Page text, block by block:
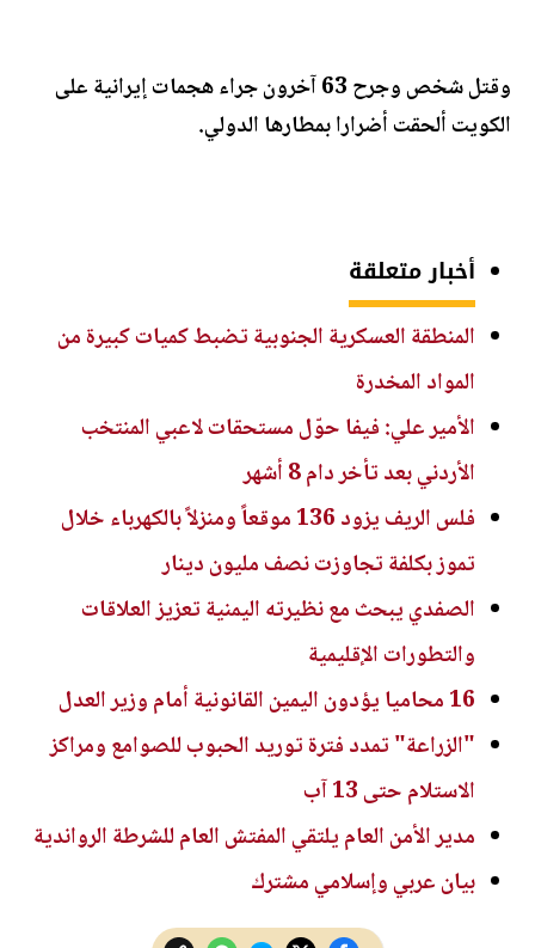
وقتل شخص وجرح 63 آخرون جراء هجمات إيرانية على
الكويت ألحقت أضرارا بمطارها الدولي.
أخبار متعلقة
المنطقة العسكرية الجنوبية تضبط كميات كبيرة من
المواد المخدرة
الأمير علي: فيفا حوّل مستحقات لاعبي المنتخب
الأردني بعد تأخر دام 8 أشهر
فلس الريف يزود 136 موقعاً ومنزلاً بالكهرباء خلال
تموز بكلفة تجاوزت نصف مليون دينار
الصفدي يبحث مع نظيرته اليمنية تعزيز العلاقات
والتطورات الإقليمية
16 محاميا يؤدون اليمين القانونية أمام وزير العدل
"الزراعة" تمدد فترة توريد الحبوب للصوامع ومراكز
الاستلام حتى 13 آب
مدير الأمن العام يلتقي المفتش العام للشرطة الرواندية
بيان عربي وإسلامي مشترك